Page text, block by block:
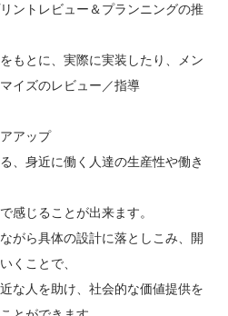
ントレビュー＆プランニングの推
もとに、実際に実装したり、メン
イズのレビュー／指導
アップ
、身近に働く人達の生産性や働き
感じることが出来ます。
がら具体の設計に落としこみ、開
くことで、
な人を助け、社会的な価値提供を